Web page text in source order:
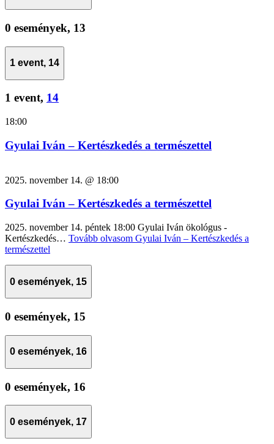
0 események, 13
1 event, 14
1 event, 14
18:00
Gyulai Iván – Kertészkedés a természettel
2025. november 14. @ 18:00
Gyulai Iván – Kertészkedés a természettel
2025. november 14. péntek 18:00 Gyulai Iván ökológus -
Kertészkedés… Tovább olvasom Gyulai Iván – Kertészkedés a
természettel
0 események, 15
0 események, 15
0 események, 16
0 események, 16
0 események, 17